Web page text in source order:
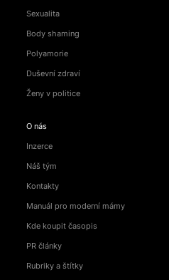
Sexualita
Body shaming
Polyamorie
Duševní zdraví
Ženy v politice
O nás
Inzerce
Náš tým
Kontakty
Manuál pro moderní mámy
Kde koupit časopis
PR články
Rubriky a štítky